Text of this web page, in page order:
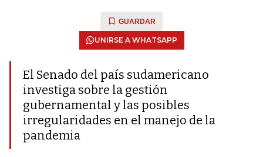
GUARDAR
UNIRSE A WHATSAPP
El Senado del país sudamericano
investiga sobre la gestión
gubernamental y las posibles
irregularidades en el manejo de la
pandemia